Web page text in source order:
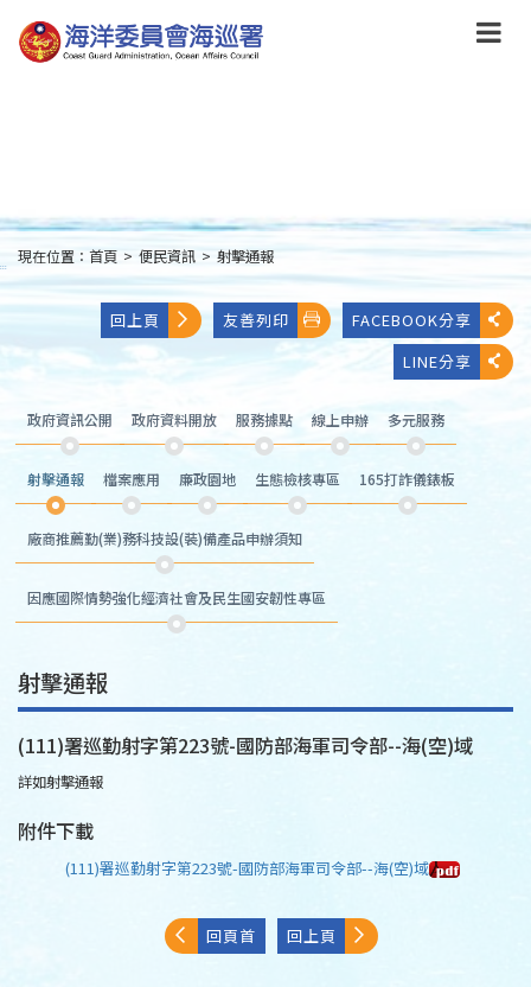
到
主
:::
現在位置： 首頁 > 便民資訊 > 射擊通報
回上頁 友善列印
FACEBOOK分享
LINE分享
政府資訊公開 政府資料開放 服務據點 線上申辦 多元服務
射擊通報 檔案應用 廉政園地 生態檢核專區 165打詐儀錶板
廠商推薦勤(業)務科技設(裝)備產品申辦須知
因應國際情勢強化經濟社會及民生國安韌性專區
射擊通報
(111)署巡勤射字第223號-國防部海軍司令部--海(空)域
詳如射擊通報
附件下載
(111)署巡勤射字第223號-國防部海軍司令部--海(空)域
回頁首 回上頁